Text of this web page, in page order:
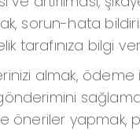
sorun-hata
tarafınıza bilgi
almak,
öneriler yapmak,